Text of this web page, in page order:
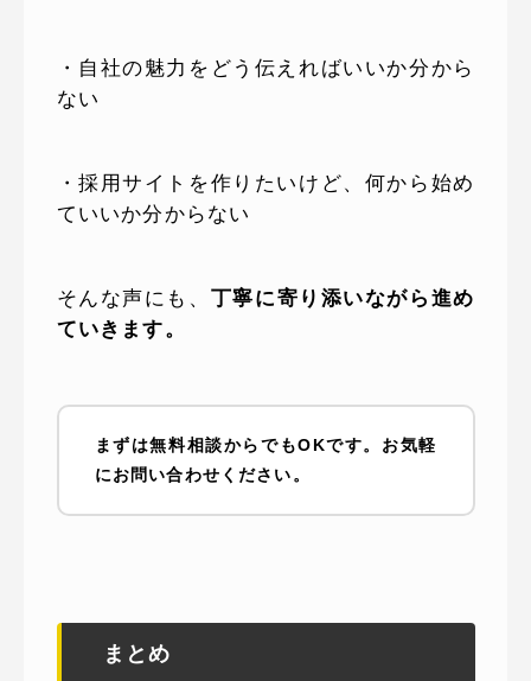
・自社の魅力をどう伝えればいいか分から
ない
・採用サイトを作りたいけど、何から始め
ていいか分からない
そんな声にも、 丁寧に寄り添いながら進め
ていきます。
まずは無料相談からでもOKです。お気軽
にお問い合わせください。
まとめ